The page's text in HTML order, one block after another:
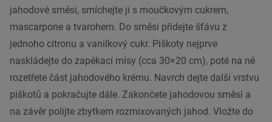
jahodové směsi, smíchejte ji s moučkovým cukrem,
mascarpone a tvarohem. Do směsi přidejte šťávu z
jednoho citronu a vanilkový cukr. Piškoty nejprve
naskládejte do zapékací mísy (cca 30×20 cm), poté na ně
rozetřete část jahodového krému. Navrch dejte další vrstvu
piškotů a pokračujte dále. Zakončete jahodovou směsí a
na závěr polijte zbytkem rozmixovaných jahod. Vložte do